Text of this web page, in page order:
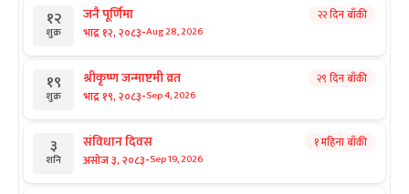
१२
शुक्र
जनै पूर्णिमा
भाद्र १२, २०८३-Aug 28, 2026
२२ दिन बाँकी
१९
शुक्र
श्रीकृष्ण जन्माष्टमी व्रत
भाद्र १९, २०८३-Sep 4, 2026
२९ दिन बाँकी
३
शनि
संविधान दिवस
असोज ३, २०८३-Sep 19, 2026
१ महिना बाँकी